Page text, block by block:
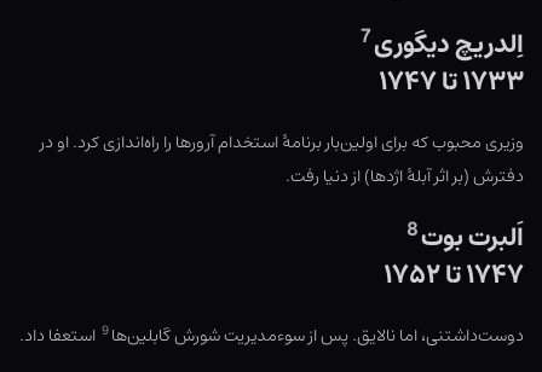
اِلدریچ دیگوری7
۱۷۳۳ تا ۱۷۴۷
وزیری محبوب که برای اولین‌بار برنامهٔ استخدام آرورها را راه‌اندازی کرد. او در
دفترش (بر اثر آبلهٔ اژدها) از دنیا رفت.
اَلبرت بوت8
۱۷۴۷ تا ۱۷۵۲
دوست‌داشتنی، اما نالایق. پس از سوءمدیریت شورش گابلین‌ها9 استعفا داد.